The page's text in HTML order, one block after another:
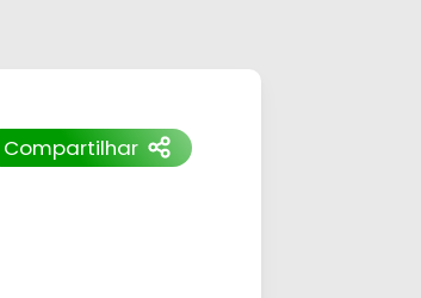
Compartilhar